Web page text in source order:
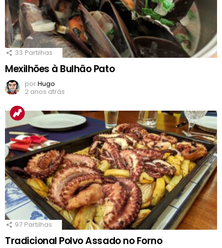
33 Partilhas
Mexilhões à Bulhão Pato
porHugo
2 anos atrás
97 Partilhas
Tradicional Polvo Assado no Forno